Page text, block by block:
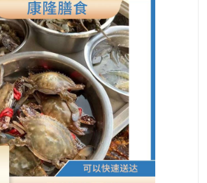
副食配送